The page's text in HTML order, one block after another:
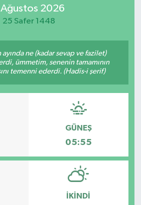
2026
25 Safer 1448
ayında ne (kadar sevap ve fazilet)
ümmetim, senenin tamamının
temenni ederdi. (Hadis-i şerif)
GÜNEŞ
05:55
İKINDI